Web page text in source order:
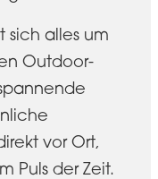
sich alles um
Outdoor-
vor Ort,
Puls der Zeit.